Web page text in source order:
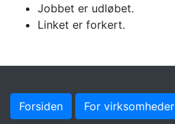
Jobbet er udløbet.
Linket er forkert.
Forsiden For virksomheder